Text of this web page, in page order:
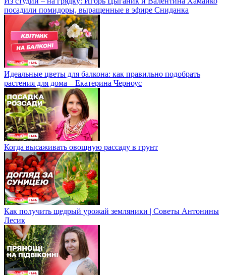
посадили помидоры, выращенные в эфире Сниданка
Идеальные цветы для балкона: как правильно подобрать
растения для дома – Екатерина Черноус
Когда высаживать овощную рассаду в грунт
Как получить щедрый урожай земляники | Советы Антонины
Лесик